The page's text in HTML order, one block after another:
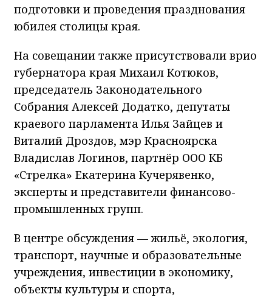
подготовки и проведения празднования
юбилея столицы края.
На совещании также присутствовали врио
губернатора края Михаил Котюков,
председатель Законодательного
Собрания Алексей Додатко, депутаты
краевого парламента Илья Зайцев и
Виталий Дроздов, мэр Красноярска
Владислав Логинов, партнёр ООО КБ
«Стрелка» Екатерина Кучерявенко,
эксперты и представители финансово-
промышленных групп.
В центре обсуждения — жильё, экология,
транспорт, научные и образовательные
учреждения, инвестиции в экономику,
объекты культуры и спорта,